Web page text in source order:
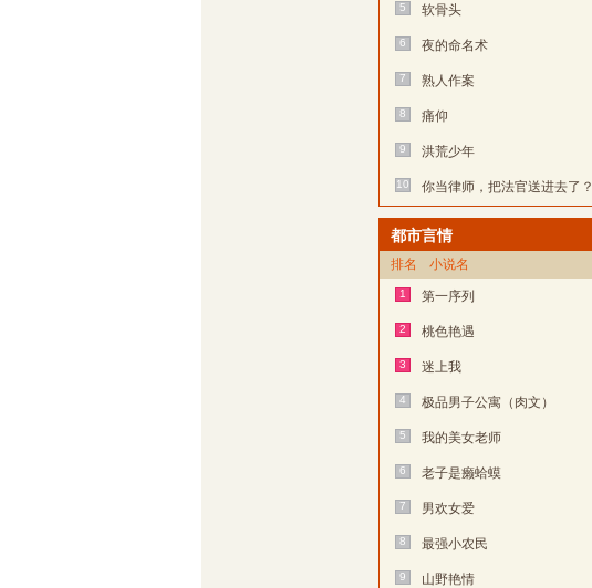
5 软骨头
6 夜的命名术
7 熟人作案
8 痛仰
9 洪荒少年
10 你当律师，把法官送进去了？
都市言情
排名
小说名
1 第一序列
2 桃色艳遇
3 迷上我
4 极品男子公寓（肉文）
5 我的美女老师
6 老子是癞蛤蟆
7 男欢女爱
8 最强小农民
9 山野艳情